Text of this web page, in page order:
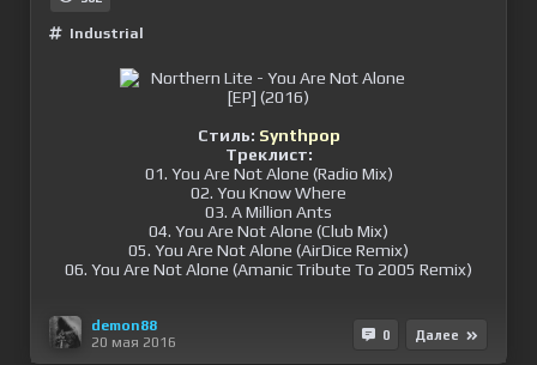
Industrial
Стиль: Synthpop
Треклист:
01. You Are Not Alone (Radio Mix)
02. You Know Where
03. A Million Ants
04. You Are Not Alone (Club Mix)
05. You Are Not Alone (AirDice Remix)
06. You Are Not Alone (Amanic Tribute To 2005 Remix)
demon88
20 мая 2016
0 Далее